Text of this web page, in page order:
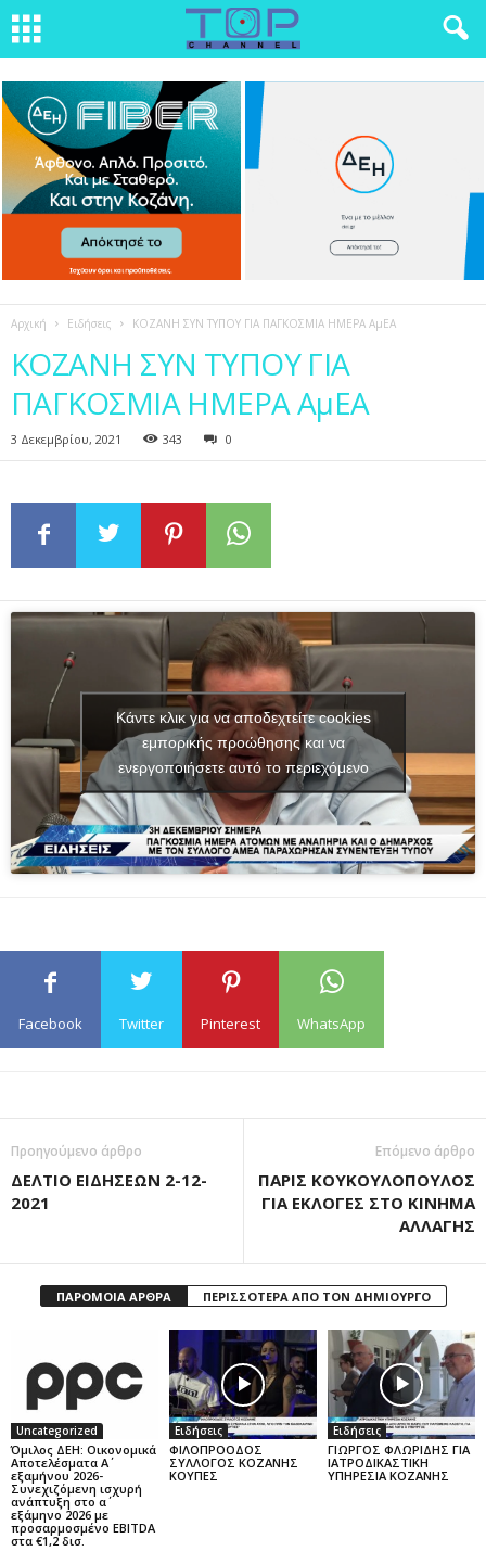
Αρχική Ειδήσεις ΚΟΖΑΝΗ ΣΥΝ ΤΥΠΟΥ ΓΙΑ ΠΑΓΚΟΣΜΙΑ ΗΜΕΡΑ ΑμΕΑ
ΚΟΖΑΝΗ ΣΥΝ ΤΥΠΟΥ ΓΙΑ
ΠΑΓΚΟΣΜΙΑ ΗΜΕΡΑ ΑμΕΑ
3 Δεκεμβρίου, 2021 343 0
Κάντε κλικ για να αποδεχτείτε cookies
εμπορικής προώθησης και να
ενεργοποιήσετε αυτό το περιεχόμενο
Facebook Twitter Pinterest WhatsApp
Προηγούμενο άρθρο
ΔΕΛΤΙΟ ΕΙΔΗΣΕΩΝ 2-12-
2021
Επόμενο άρθρο
ΠΑΡΙΣ ΚΟΥΚΟΥΛΟΠΟΥΛΟΣ
ΓΙΑ ΕΚΛΟΓΕΣ ΣΤΟ ΚΙΝΗΜΑ
ΑΛΛΑΓΗΣ
ΠΑΡΟΜΟΙΑ ΑΡΘΡΑ ΠΕΡΙΣΣΟΤΕΡΑ ΑΠΟ ΤΟΝ ΔΗΜΙΟΥΡΓΟ
Uncategorized
Όμιλος ΔΕΗ: Οικονομικά
Αποτελέσματα Α΄
εξαμήνου 2026-
Συνεχιζόμενη ισχυρή
ανάπτυξη στο α΄
εξάμηνο 2026 με
προσαρμοσμένο EBITDA
στα €1,2 δισ.
Ειδήσεις
ΦΙΛΟΠΡΟΟΔΟΣ
ΣΥΛΛΟΓΟΣ ΚΟΖΑΝΗΣ
ΚΟΥΠΕΣ
Ειδήσεις
ΓΙΩΡΓΟΣ ΦΛΩΡΙΔΗΣ ΓΙΑ
ΙΑΤΡΟΔΙΚΑΣΤΙΚΗ
ΥΠΗΡΕΣΙΑ ΚΟΖΑΝΗΣ